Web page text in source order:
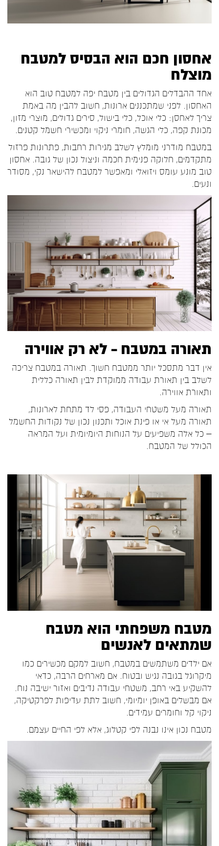
אחסון חכם הוא הבסיס למטבח
מוצלח
אחד ההבדלים הגדולים בין מטבח יפה למטבח טוב הוא
האחסון. לפני שמתכננים ארונות, חשוב להבין מה באמת
צריך לאחסן: כלי אוכל, כלי בישול, סירים גדולים, מוצרי מזון,
מכונת קפה, כלי הגשה, חומרי ניקוי ומכשירי חשמל קטנים.
במטבח מודרני מומלץ לשלב מגירות רחבות, פתרונות פרזול
מתקדמים, חלוקה פנימית חכמה וניצול נכון של גובה. אחסון
טוב מונע עומס ויזואלי ומאפשר למטבח להישאר נקי, מסודר
ונעים.
תאורה במטבח – לא רק אווירה
אין דבר מתסכל יותר ממטבח חשוך. תאורה במטבח צריכה
לשלב בין תאורת עבודה ממוקדת לבין תאורה כללית
ותאורת אווירה.
תאורה מעל משטחי העבודה, פסי לד מתחת לארונות,
תאורה מעל אי או פינת אוכל ותכנון נכון של נקודות החשמל
– כל אלה משפיעים על הנוחות היומיומית ועל המראה
הכולל של המטבח.
מטבח משפחתי הוא מטבח
שמתאים לאנשים
אם ילדים משתמשים במטבח, חשוב למקם מכשירים כמו
מיקרוגל בגובה נגיש ובטוח. אם מארחים הרבה, כדאי
להשקיע באי רחב, משטחי עבודה נדיבים ואזור ישיבה נוח.
אם מבשלים באופן יומיומי, חשוב לתת עדיפות לפרקטיקה,
ניקוי קל וחומרים עמידים.
מטבח נכון אינו נבנה לפי קטלוג, אלא לפי החיים עצמם.